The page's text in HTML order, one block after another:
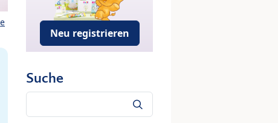
Neu registrieren
Suche